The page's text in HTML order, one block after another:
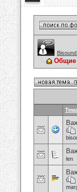
Общие
(
len
(